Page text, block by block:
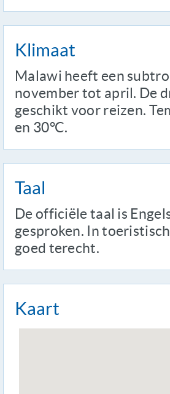
Klimaat
Malawi heeft een
november tot april. De
geschikt voor reizen.
en 30°C.
Taal
De officiële taal is
gesproken. In
goed terecht.
Kaart